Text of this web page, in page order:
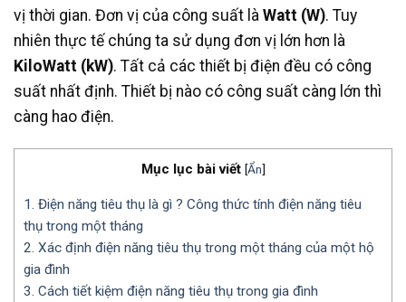
vị thời gian. Đơn vị của công suất là Watt (W). Tuy
nhiên thực tế chúng ta sử dụng đơn vị lớn hơn là
KiloWatt (kW). Tất cả các thiết bị điện đều có công
suất nhất định. Thiết bị nào có công suất càng lớn thì
càng hao điện.
Mục lục bài viết [Ẩn]
1. Điện năng tiêu thụ là gì ? Công thức tính điện năng tiêu
thụ trong một tháng
2. Xác định điện năng tiêu thụ trong một tháng của một hộ
gia đình
3. Cách tiết kiệm điện năng tiêu thụ trong gia đình